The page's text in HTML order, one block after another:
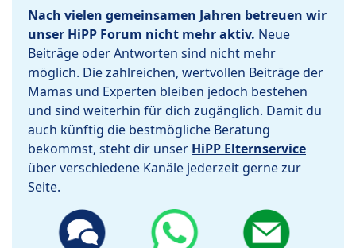
Nach vielen gemeinsamen Jahren betreuen wir
unser HiPP Forum nicht mehr aktiv. Neue
Beiträge oder Antworten sind nicht mehr
möglich. Die zahlreichen, wertvollen Beiträge der
Mamas und Experten bleiben jedoch bestehen
und sind weiterhin für dich zugänglich. Damit du
auch künftig die bestmögliche Beratung
bekommst, steht dir unser HiPP Elternservice
über verschiedene Kanäle jederzeit gerne zur
Seite.